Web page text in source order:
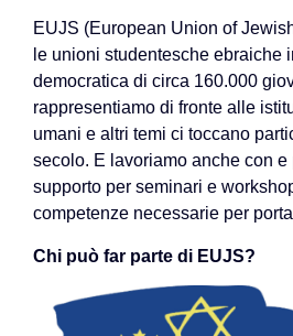
EUJS (European Union of
le unioni studentesche ebraiche
democratica di circa 160.000
rappresentiamo di fronte alle
umani e altri temi ci toccano
secolo. E lavoriamo anche con
supporto per seminari e
competenze necessarie per
Chi può far parte di EUJS?